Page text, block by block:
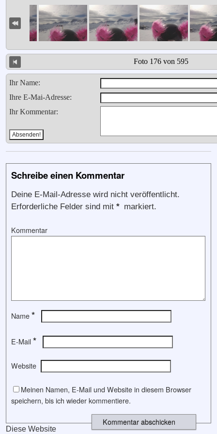
Foto 176 von 595
Ihr Name:
Ihre E-Mai-Adresse:
Ihr Kommentar:
Schreibe einen Kommentar
Deine E-Mail-Adresse wird nicht veröffentlicht.
Erforderliche Felder sind mit * markiert.
Kommentar
Name *
E-Mail *
Website
Meinen Namen, E-Mail und Website in diesem Browser
speichern, bis ich wieder kommentiere.
Diese Website